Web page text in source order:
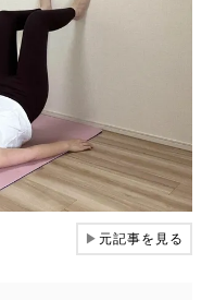
▶元記事を見る